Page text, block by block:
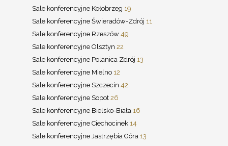
Sale konferencyjne Kołobrzeg 19
Sale konferencyjne Świeradów-Zdrój 11
Sale konferencyjne Rzeszów 49
Sale konferencyjne Olsztyn 22
Sale konferencyjne Polanica Zdrój 13
Sale konferencyjne Mielno 12
Sale konferencyjne Szczecin 42
Sale konferencyjne Sopot 26
Sale konferencyjne Bielsko-Biała 16
Sale konferencyjne Ciechocinek 14
Sale konferencyjne Jastrzębia Góra 13